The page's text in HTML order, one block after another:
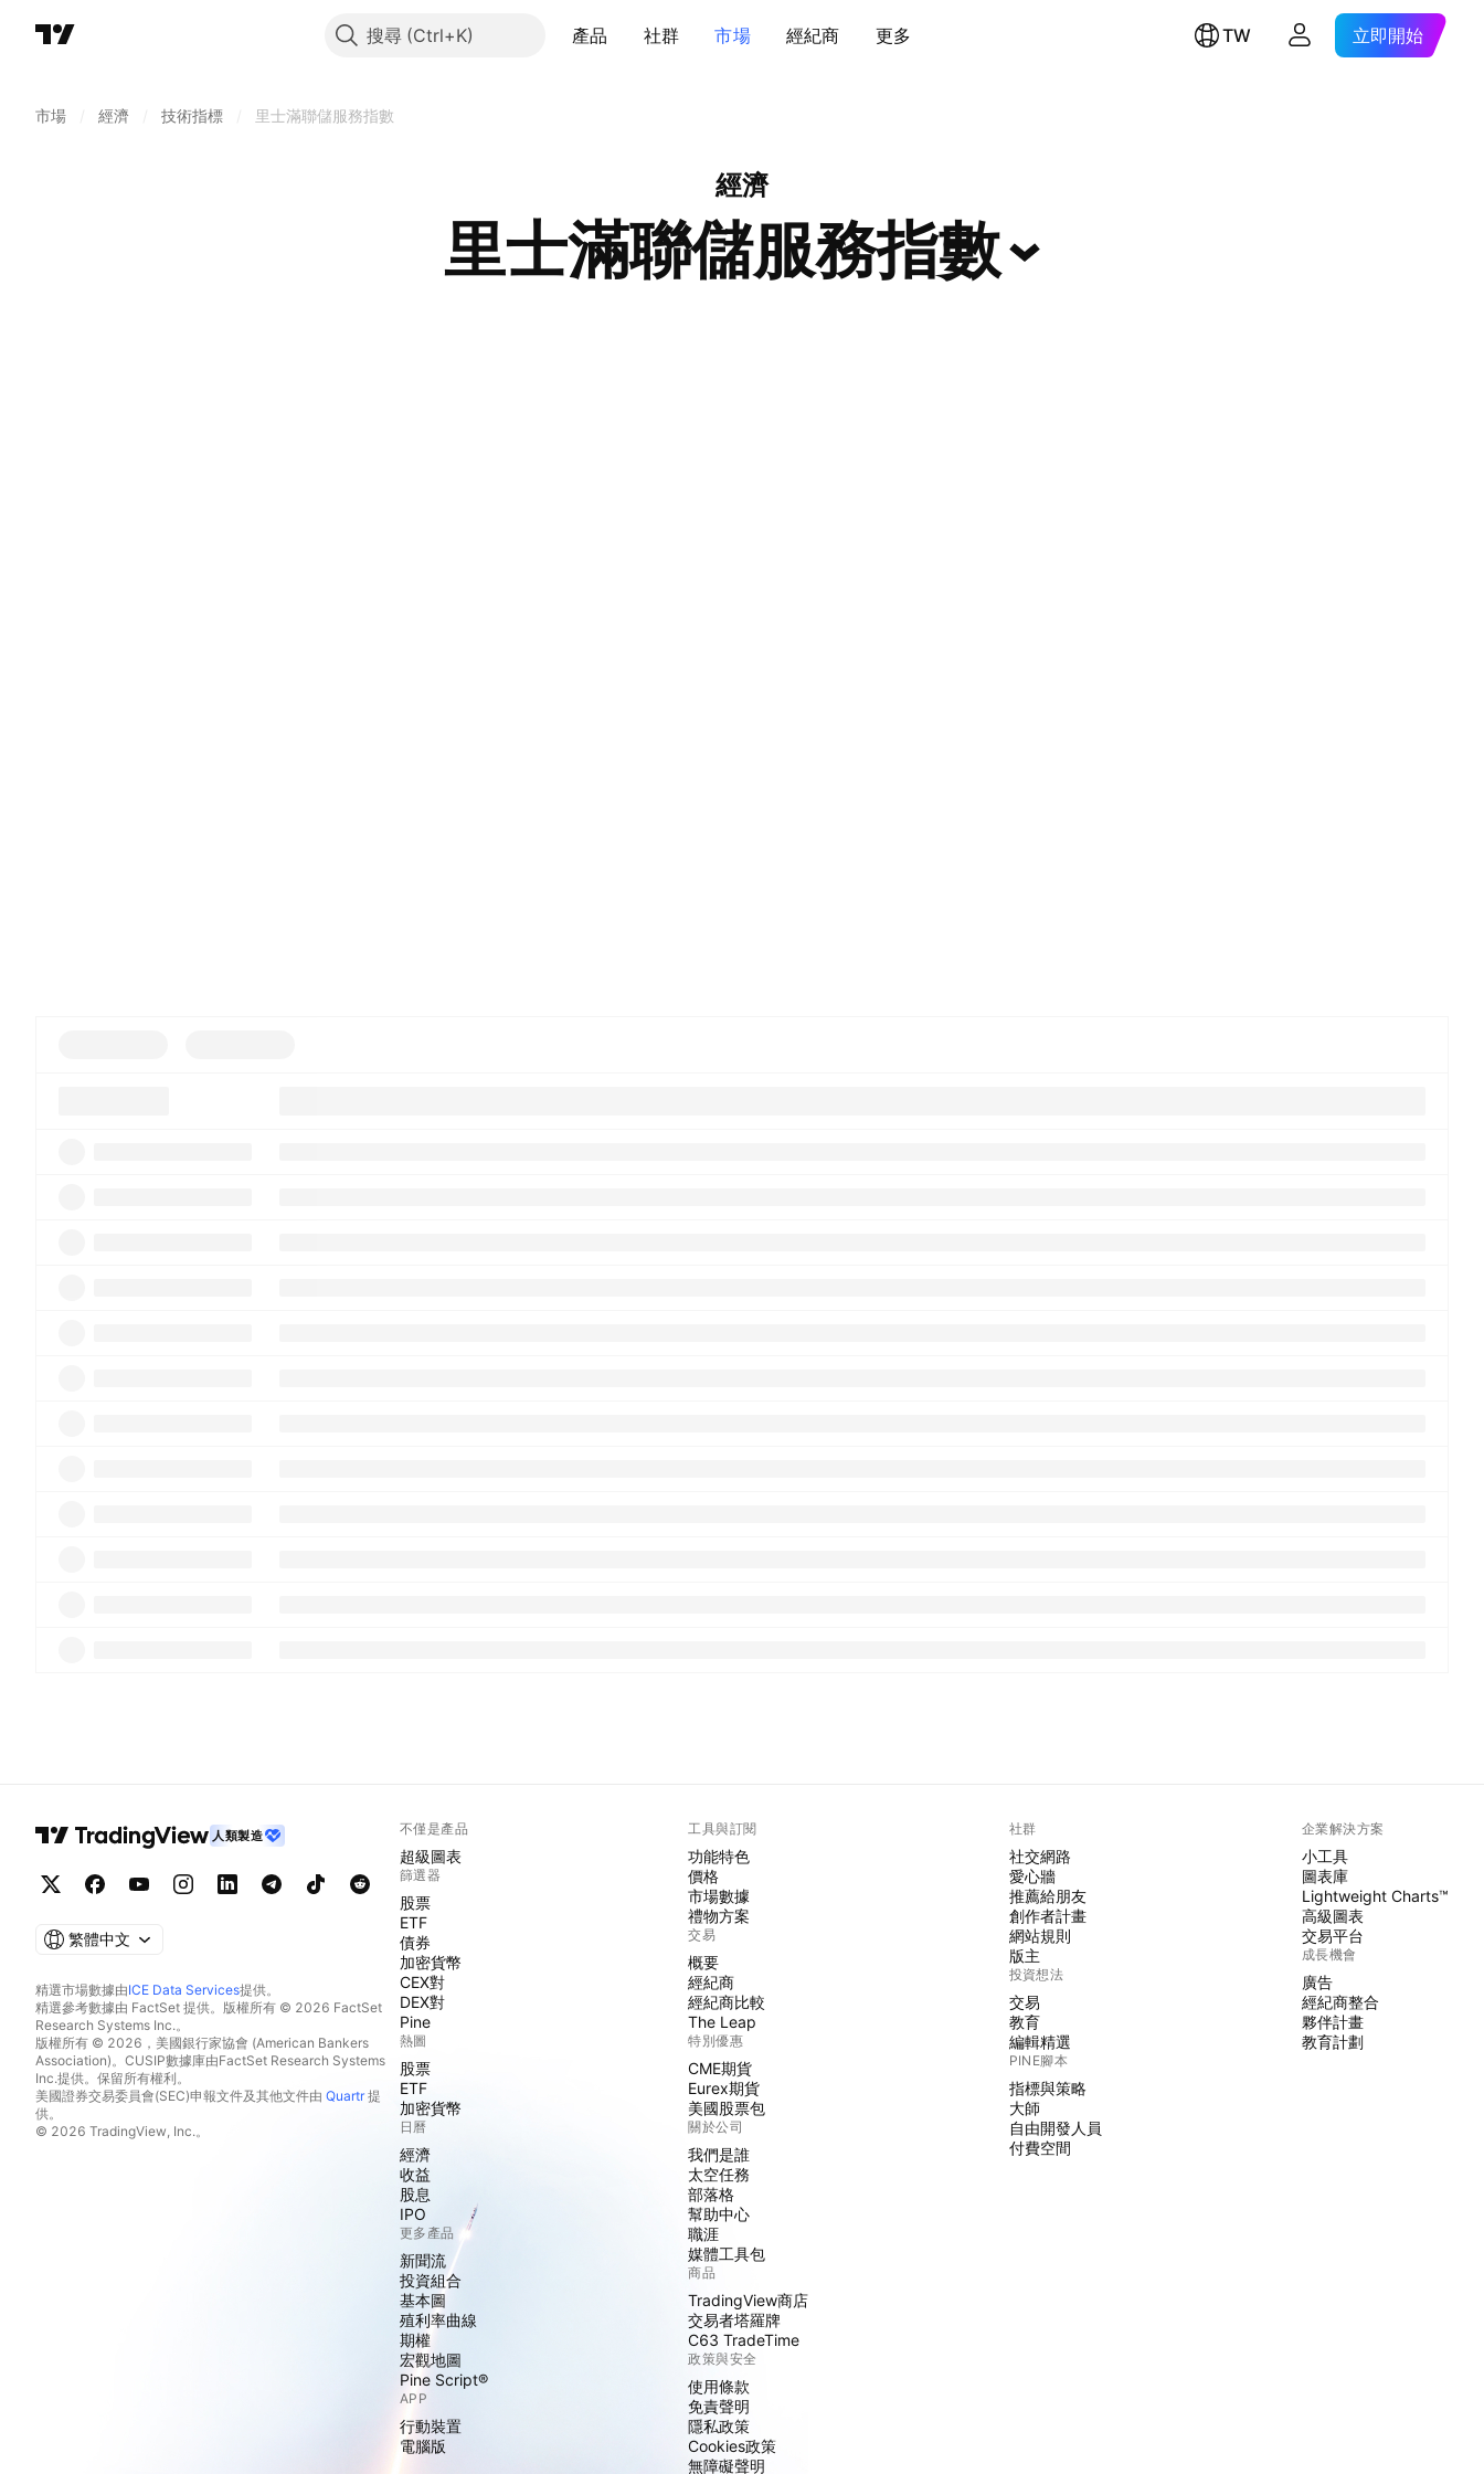
搜尋 產品 社群 市場 經紀商 更多 TW 立即開始
市場 經濟 技術指標 里士滿聯儲服務指數
經濟
里士滿聯儲服務指數
人類製造
繁體中文
精選市場數據由ICE Data Services提供。
精選參考數據由 FactSet 提供。版權所有 © 2026 FactSet
Research Systems Inc.。
版權所有 © 2026，美國銀行家協會 (American Bankers
Association)。CUSIP數據庫由FactSet Research Systems
Inc.提供。保留所有權利。
美國證券交易委員會(SEC)申報文件及其他文件由 Quartr提
供。
© 2026 TradingView, Inc.。
不僅是產品
超級圖表
篩選器
股票
ETF
債券
加密貨幣
CEX對
DEX對
Pine
熱圖
股票
ETF
加密貨幣
日曆
經濟
收益
股息
IPO
更多產品
新聞流
投資組合
基本圖
殖利率曲線
期權
宏觀地圖
Pine Script®
APP
行動裝置
電腦版
工具與訂閱
功能特色
價格
市場數據
禮物方案
交易
概要
經紀商
經紀商比較
The Leap
特別優惠
CME期貨
Eurex期貨
美國股票包
關於公司
我們是誰
太空任務
部落格
幫助中心
職涯
媒體工具包
商品
TradingView商店
交易者塔羅牌
C63 TradeTime
政策與安全
使用條款
免責聲明
隱私政策
Cookies政策
無障礙聲明
社群
社交網路
愛心牆
推薦給朋友
創作者計畫
網站規則
版主
投資想法
交易
教育
編輯精選
PINE腳本
指標與策略
大師
自由開發人員
付費空間
企業解決方案
小工具
圖表庫
Lightweight Charts™
高級圖表
交易平台
成長機會
廣告
經紀商整合
夥伴計畫
教育計劃